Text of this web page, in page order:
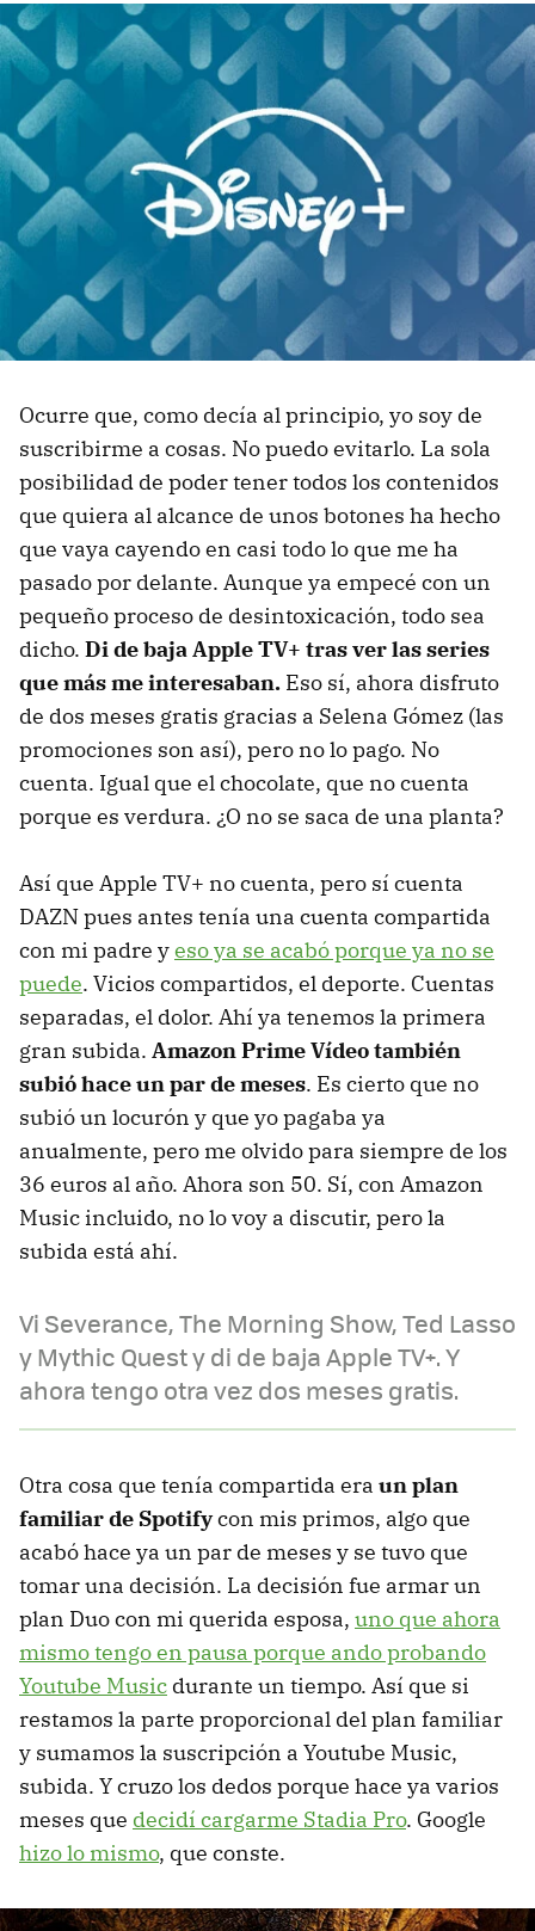
Ocurre que, como decía al principio, yo soy de
suscribirme a cosas. No puedo evitarlo. La sola
posibilidad de poder tener todos los contenidos
que quiera al alcance de unos botones ha hecho
que vaya cayendo en casi todo lo que me ha
pasado por delante. Aunque ya empecé con un
pequeño proceso de desintoxicación, todo sea
dicho. Di de baja Apple TV+ tras ver las series
que más me interesaban. Eso sí, ahora disfruto
de dos meses gratis gracias a Selena Gómez (las
promociones son así), pero no lo pago. No
cuenta. Igual que el chocolate, que no cuenta
porque es verdura. ¿O no se saca de una planta?
Así que Apple TV+ no cuenta, pero sí cuenta
DAZN pues antes tenía una cuenta compartida
con mi padre yeso ya se acabó porque ya no se
puede. Vicios compartidos, el deporte. Cuentas
separadas, el dolor. Ahí ya tenemos la primera
gran subida. Amazon Prime Vídeo también
subió hace un par de meses. Es cierto que no
subió un locurón y que yo pagaba ya
anualmente, pero me olvido para siempre de los
36 euros al año. Ahora son 50. Sí, con Amazon
Music incluido, no lo voy a discutir, pero la
subida está ahí.
Vi Severance, The Morning Show, Ted Lasso
y Mythic Quest y di de baja Apple TV+. Y
ahora tengo otra vez dos meses gratis.
Otra cosa que tenía compartida era un plan
familiar de Spotifycon mis primos, algo que
acabó hace ya un par de meses y se tuvo que
tomar una decisión. La decisión fue armar un
plan Duo con mi querida esposa, uno que ahora
mismo tengo en pausa porque ando probando
Youtube Music durante un tiempo. Así que si
restamos la parte proporcional del plan familiar
y sumamos la suscripción a Youtube Music,
subida. Y cruzo los dedos porque hace ya varios
meses que decidí cargarme Stadia Pro. Google
hizo lo mismo, que conste.